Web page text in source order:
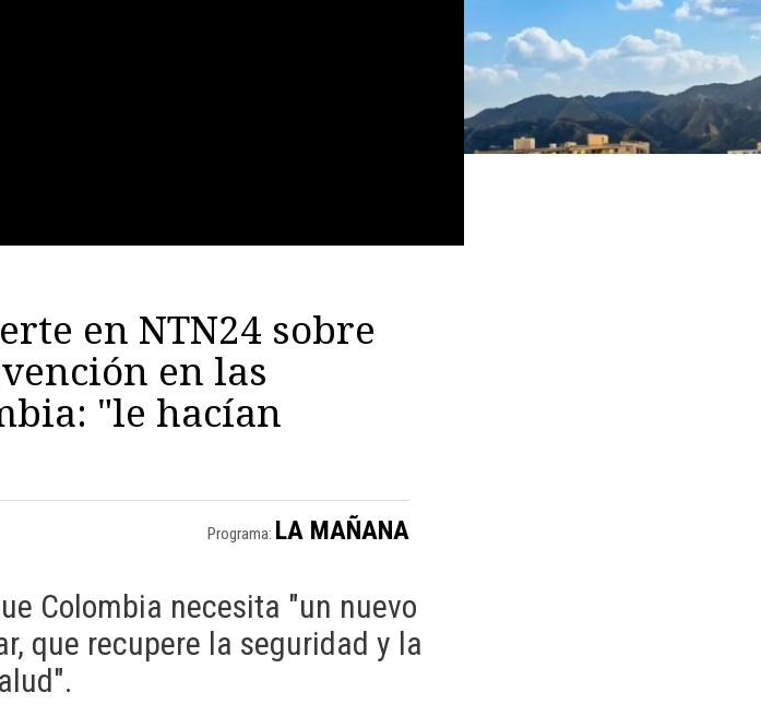
en NTN24 sobre
en las
"le hacían
Programa: LA MAÑANA
Colombia necesita "un nuevo
que recupere la seguridad y la